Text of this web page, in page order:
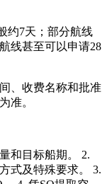
约7天；部分航线
线甚至可以申请28
、收费名称和批准
准。
和目标船期。 2.
式及特殊要求。 3.